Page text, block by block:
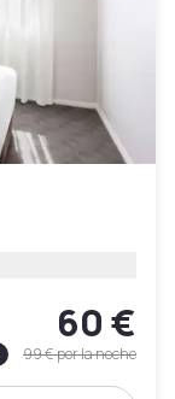
60 €
99 €por la noche